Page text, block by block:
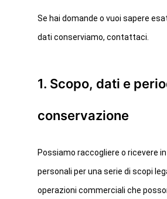
Se hai domande o vuoi sapere
dati conserviamo, contattaci.
1. Scopo, dati e
conservazione
Possiamo raccogliere o ricevere
personali per una serie di scopi
operazioni commerciali che